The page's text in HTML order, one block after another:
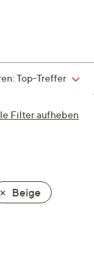
Top-Treffer
Filter aufheben
Beige